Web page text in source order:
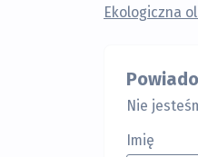
Ekologiczna
Nie
Imię